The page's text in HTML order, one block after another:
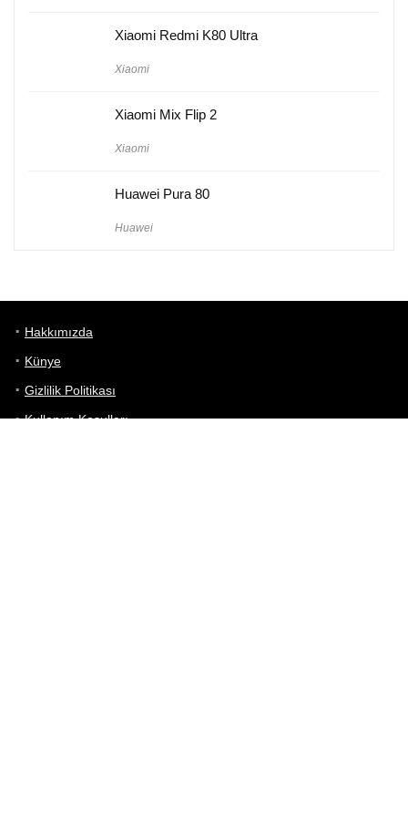
Xiaomi Redmi K80 Ultra
Xiaomi
Xiaomi Mix Flip 2
Xiaomi
Huawei Pura 80
Huawei
Hakkımızda
Künye
Gizlilik Politikası
Kullanım Koşulları